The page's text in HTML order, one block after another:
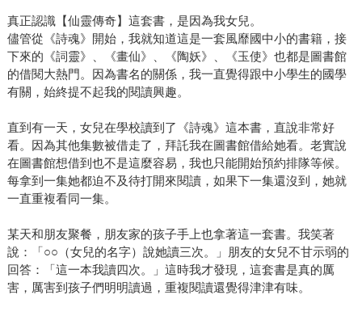
真正認識【仙靈傳奇】這套書，是因為我女兒。
儘管從《詩魂》開始，我就知道這是一套風靡國中小的書籍，接
下來的《詞靈》、《畫仙》、《陶妖》、《玉使》也都是圖書館
的借閱大熱門。因為書名的關係，我一直覺得跟中小學生的國學
有關，始終提不起我的閱讀興趣。
直到有一天，女兒在學校讀到了《詩魂》這本書，直說非常好
看。因為其他集數被借走了，拜託我在圖書館借給她看。老實說
在圖書館想借到也不是這麼容易，我也只能開始預約排隊等候。
每拿到一集她都迫不及待打開來閱讀，如果下一集還沒到，她就
一直重複看同一集。
某天和朋友聚餐，朋友家的孩子手上也拿著這一套書。我笑著
說：「○○（女兒的名字）說她讀三次。」朋友的女兒不甘示弱的
回答：「這一本我讀四次。」這時我才發現，這套書是真的厲
害，厲害到孩子們明明讀過，重複閱讀還覺得津津有味。